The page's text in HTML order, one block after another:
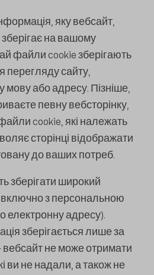
яку вебсайт,
зберігає на вашому
файли cookie зберігають
перегляду сайту,
або адресу. Пізніше,
певну вебсторінку,
cookie, які належать
сторінці відображати
до ваших потреб.
зберігати широкий
включно з персональною
електронну адресу).
зберігається лише за
не може отримати
ви не надали, а також не